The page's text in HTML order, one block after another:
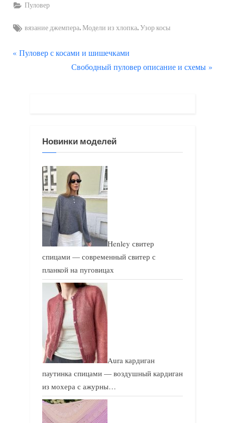
Пуловер
Tags:
вязание джемпера,Модели из хлопка,Узор косы
Навигация
П
Пуловер с косами и шишечками
С
а
я
з
а
и
с
:
Свободный пуловер описание и схемы
Новинки моделей
Henley свитер
спицами — современный свитер с
планкой на пуговицах
Aura кардиган
паутинка спицами — воздушный кардиган
из мохера с ажурны…